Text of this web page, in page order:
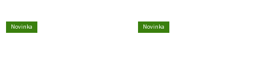
Novinka Novinka